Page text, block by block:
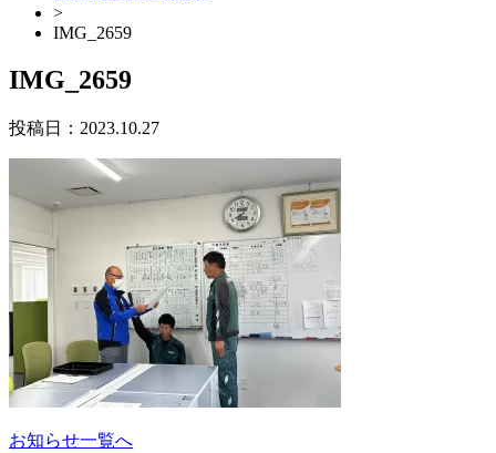
>
IMG_2659
IMG_2659
投稿日： 2023.10.27
お知らせ一覧へ